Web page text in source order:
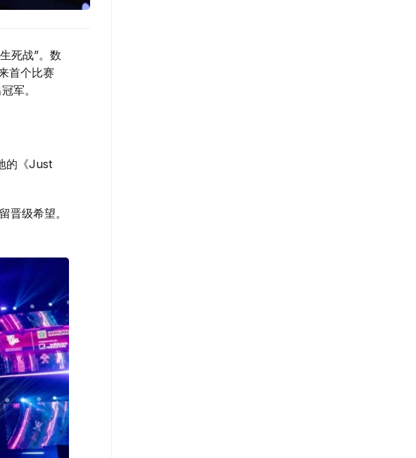
死战”。数
首个比赛
军。
的《Just
晋级希望。